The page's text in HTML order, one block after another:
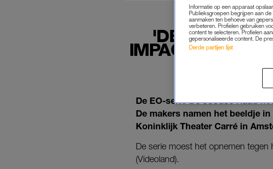
'DE JOODSE
IMPACT: 'LATEN
De EO-serieDe Joodse Raad
De makers namen het beeldje
Koninklijk Theater Carré in
De serie moest het opnemen tegen
(Videoland).
Informatie op een apparaat
Publieksgroepen begrijpen aan de
aanmaken ten behoeve van
verbeteren. Profielen gebruiken
content te selecteren. Profielen
gepersonaliseerde content. De
Derde partijen lijst